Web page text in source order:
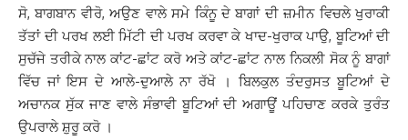
ਸੋ, ਬਾਗਬਾਨ ਵੀਰੋ, ਅਉਣ ਵਾਲੇ ਸਮੇ ਕਿੰਨੂ ਦੇ ਬਾਗਾਂ ਦੀ ਜ਼ਮੀਨ ਵਿਚਲੇ ਖੁਰਾਕੀ
ਤੱਤਾਂ ਦੀ ਪਰਖ ਲਈ ਮਿੱਟੀ ਦੀ ਪਰਖ ਕਰਵਾ ਕੇ ਖਾਦ-ਖੁਰਾਕ ਪਾਉ, ਬੂਟਿਆਂ ਦੀ
ਸੁਚੱਜੇ ਤਰੀਕੇ ਨਾਲ ਕਾਂਟ-ਛਾਂਟ ਕਰੋ ਅਤੇ ਕਾਂਟ-ਛਾਂਟ ਨਾਲ ਨਿਕਲੀ ਸੋਕ ਨੂੰ ਬਾਗਾਂ
ਵਿੱਚ ਜਾਂ ਇਸ ਦੇ ਆਲੇ-ਦੁਆਲੇ ਨਾ ਰੱਖੋ । ਬਿਲਕੁਲ ਤੰਦਰੁਸਤ ਬੂਟਿਆਂ ਦੇ
ਅਚਾਨਕ ਸੁੱਕ ਜਾਣ ਵਾਲੇ ਸੰਭਾਵੀ ਬੂਟਿਆਂ ਦੀ ਅਗਾਊਂ ਪਹਿਚਾਣ ਕਰਕੇ ਤੁਰੰਤ
ਉਪਰਾਲੇ ਸ਼ੁਰੂ ਕਰੋ ।